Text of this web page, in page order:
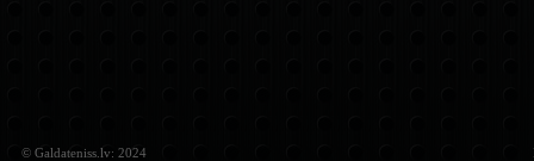
© Galdateniss.lv: 2024